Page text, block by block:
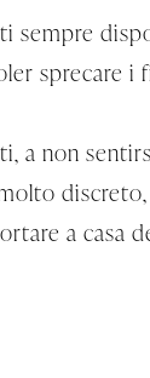
sprecare i
a non
a casa